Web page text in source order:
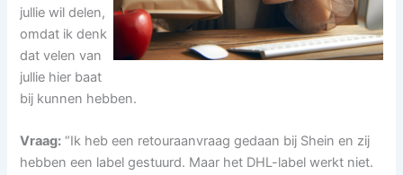
jullie wil delen,
omdat ik denk
dat velen van
jullie hier baat
bij kunnen hebben.
Vraag: “Ik heb een retouraanvraag gedaan bij Shein en zij
hebben een label gestuurd. Maar het DHL-label werkt niet.